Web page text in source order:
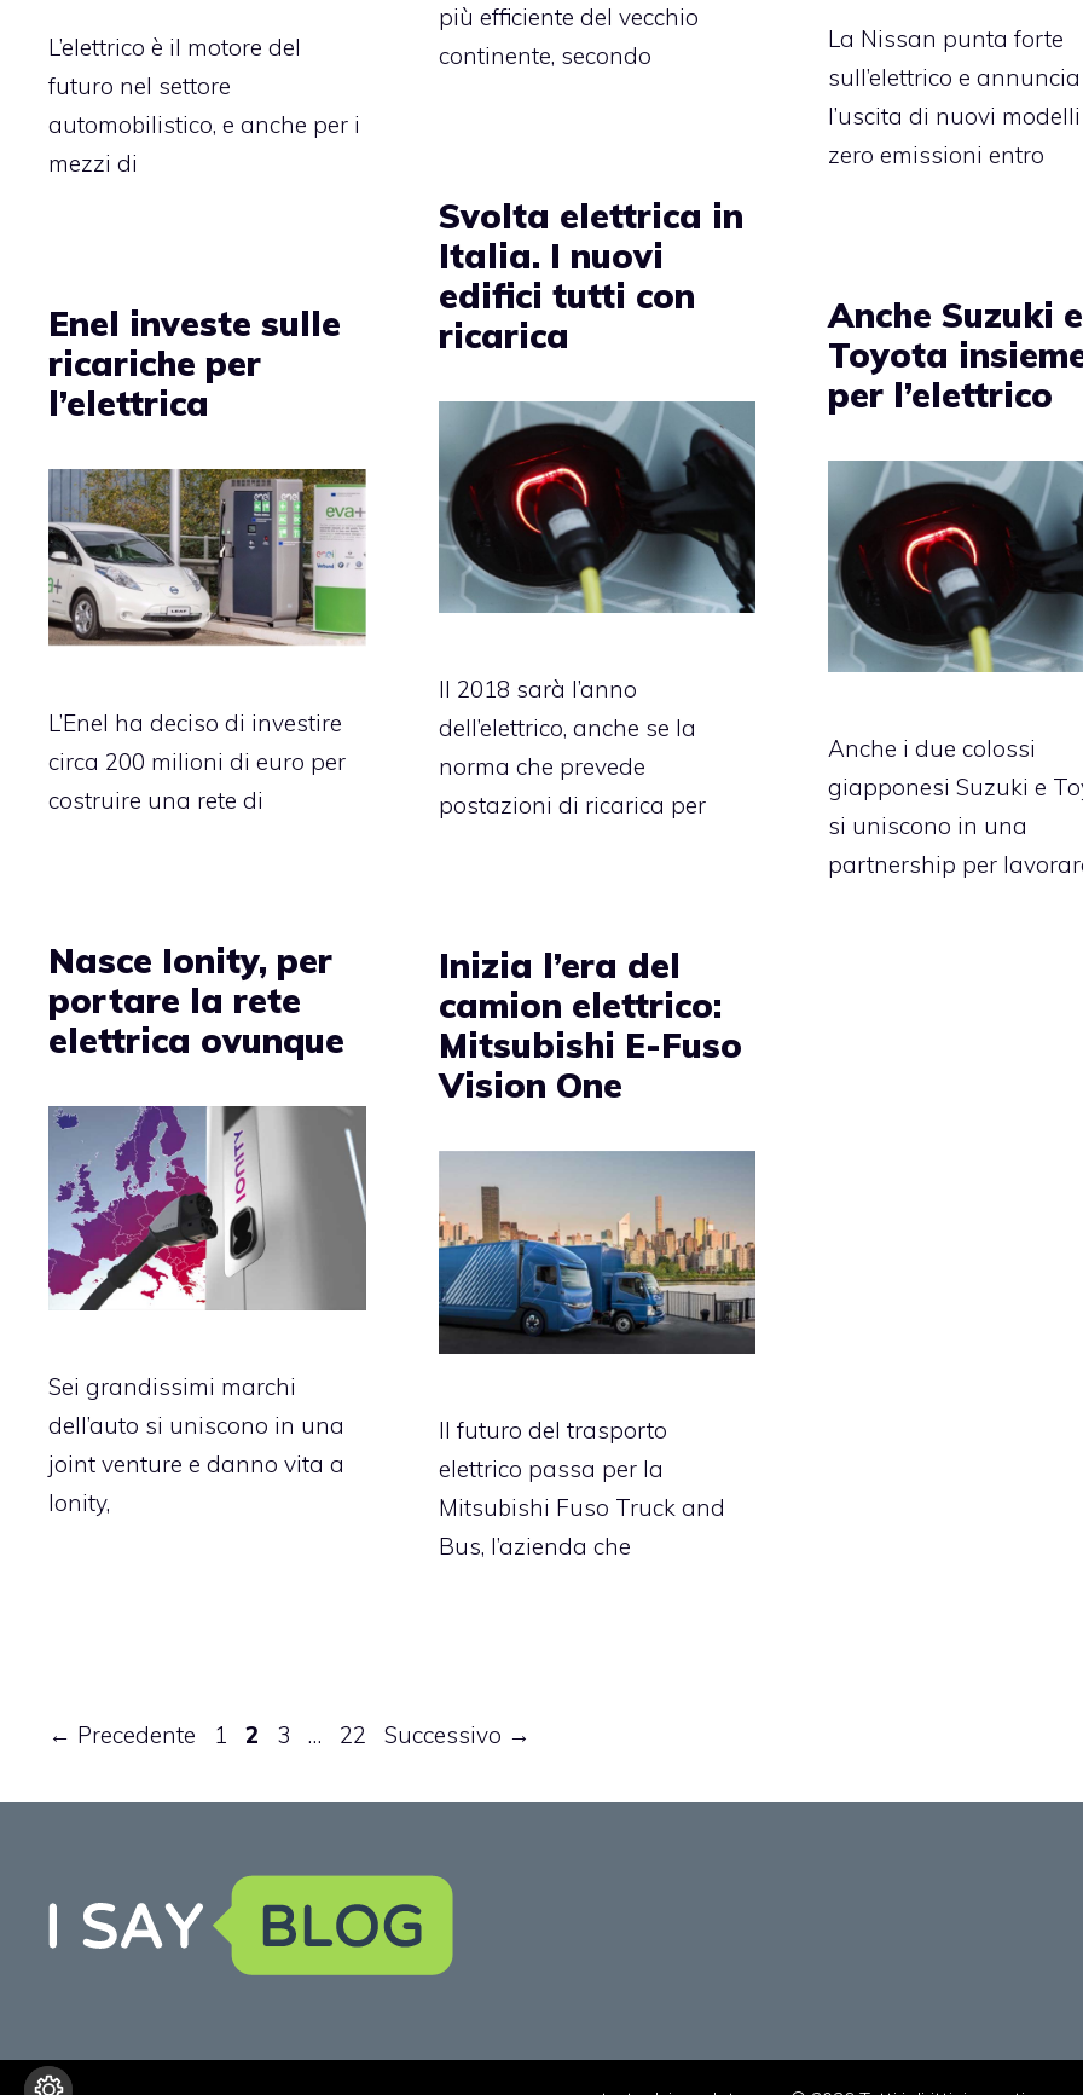
più efficiente del vecchio
continente, secondo
La Nissan punta forte
sull’elettrico e annuncia
l’uscita di nuovi
zero emissioni entro
L’elettrico è il motore del
futuro nel settore
automobilistico, e anche per i
mezzi di
Svolta elettrica in
Italia. I nuovi
edifici tutti con
ricarica
Il 2018 sarà l’anno
dell’elettrico, anche se la
norma che prevede
postazioni di ricarica per
Anche Suzuki e
Toyota
per l’elettrico
Anche i due colossi
giapponesi Suzuki e
si uniscono in una
partnership per
Enel investe sulle
ricariche per
l’elettrica
L’Enel ha deciso di investire
circa 200 milioni di euro per
costruire una rete di
Nasce Ionity, per
portare la rete
elettrica ovunque
Sei grandissimi marchi
dell’auto si uniscono in una
joint venture e danno vita a
Ionity,
Inizia l’era del
camion elettrico:
Mitsubishi E-Fuso
Vision One
Il futuro del trasporto
elettrico passa per la
Mitsubishi Fuso Truck and
Bus, l’azienda che
← Precedente Pagina
1 Pagina
2 Pagina
3 … Pagina
22 Successivo →